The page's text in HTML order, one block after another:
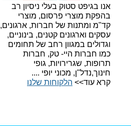
אנו בגיפט סטוק בעלי ניסיון רב
בהפקת מוצרי פרסום, מוצרי
קד"מ ומתנות של חברות, ארגונים,
עסקים וארגונים קטנים, בינוניים,
וגדולים במגוון רחב של תחומים
כמו חברות היי- טק, חברות
תרופות, שגרירויות, גופי
חינוך,נדל"ן, מכוני יופי ....
קרא עוד>> הלקוחות שלנו